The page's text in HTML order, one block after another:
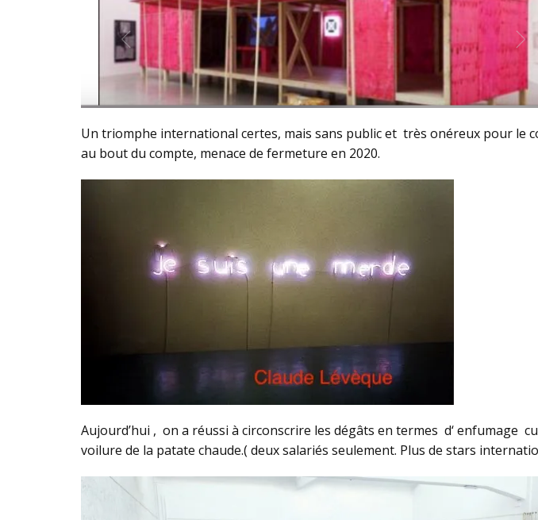
Un triomphe international certes, mais sans public et très onéreux pour le
au bout du compte, menace de fermeture en 2020.
Aujourd’hui , on a réussi à circonscrire les dégâts en termes d‘ enfumage
voilure de la patate chaude.( deux salariés seulement. Plus de stars